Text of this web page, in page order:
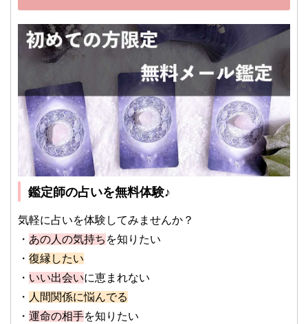
鑑定師の占いを無料体験♪
気軽に占いを体験してみませんか？
・ あの人の気持ち を知りたい
・ 復縁したい
・ いい出会いに恵まれない
・ 人間関係に悩んでる
・ 運命の相手を知りたい